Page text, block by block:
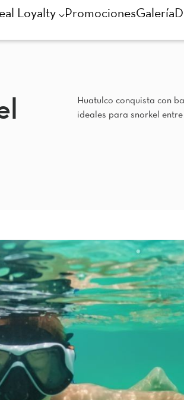
Loyalty PromocionesGalería
Huatulco conquista con
ideales para snorkel